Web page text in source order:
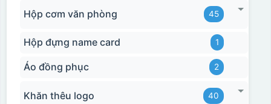
Hộp cơm văn phòng 45
Hộp đựng name card 1
Áo đồng phục 2
Khăn thêu logo 40